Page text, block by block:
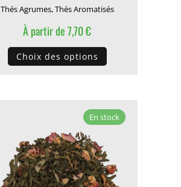
Thés Agrumes,Thés Aromatisés
À partir de7,70€
Choix des options
Ce
produit
variations.
Les
peuvent
être
En stock